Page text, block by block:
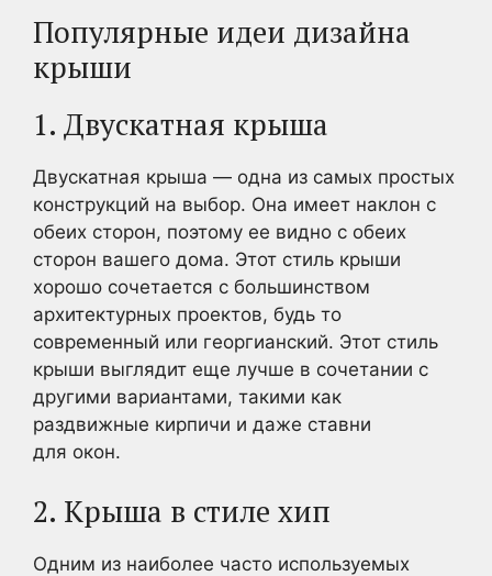
Популярные идеи дизайна
крыши
1. Двускатная крыша
Двускатная крыша — одна из самых простых
конструкций на выбор. Она имеет наклон с
обеих сторон, поэтому ее видно с обеих
сторон вашего дома. Этот стиль крыши
хорошо сочетается с большинством
архитектурных проектов, будь то
современный или георгианский. Этот стиль
крыши выглядит еще лучше в сочетании с
другими вариантами, такими как
раздвижные кирпичи и даже ставни
для окон.
2. Крыша в стиле хип
Одним из наиболее часто используемых